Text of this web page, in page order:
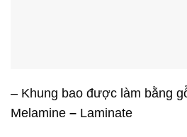
– Khung bao được làm bằng
Melamine – Laminate